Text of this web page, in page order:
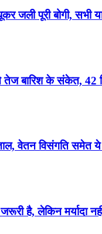
पूरी बोगी, सभी
बारिश के संकेत, 42
वेतन विसंगति समेत
है, लेकिन मर्यादा